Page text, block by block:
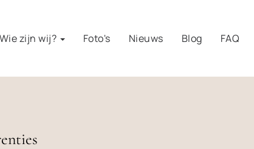
Wie zijn wij? Foto's Nieuws Blog FAQ